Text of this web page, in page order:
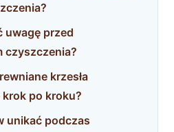
uwagę przed
czyszczenia?
krzesła
po kroku?
unikać podczas